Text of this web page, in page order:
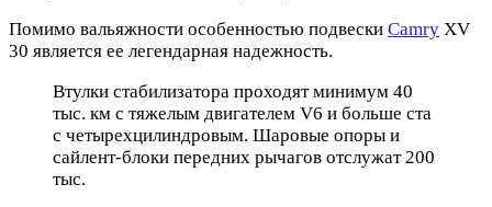
Помимо вальяжности особенностью подвески Camry XV
30 является ее легендарная надежность.
Втулки стабилизатора проходят минимум 40
тыс. км с тяжелым двигателем V6 и больше ста
с четырехцилиндровым. Шаровые опоры и
сайлент-блоки передних рычагов отслужат 200
тыс.